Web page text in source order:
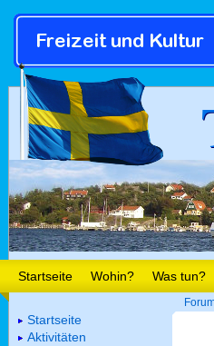
Startseite Wohin? Was tun?
Startseite
Aktivitäten